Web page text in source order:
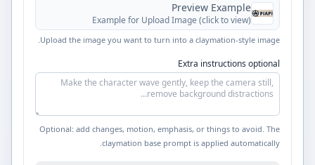
Preview Example
Example for Upload Image (click to view)
Upload the image you want to turn into a claymation-style image.
Extra instructions optional
Optional: add changes, motion, emphasis, or things to avoid. The
claymation base prompt is applied automatically.